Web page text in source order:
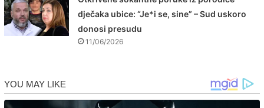
dječaka ubice: “Je*i se, sine” – Sud uskoro
donosi presudu
11/06/2026